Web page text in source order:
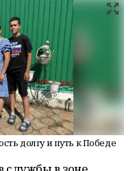
долгу и путь к Победе